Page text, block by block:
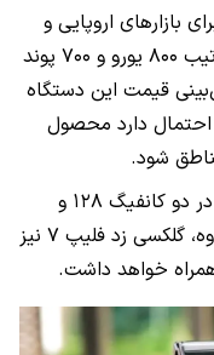
زد فلیپ ۷ اف ای برای بازارهای اروپایی و
انگلستان احتمالاً با قیمت حداقلی به ترتیب ۸۰۰ یورو و ۷۰۰ پوند
قیمت این دستگاه
احتمال دارد محصول
شود.
گزارش‌ها ادعا کرده‌اند که زد فلیپ ۷ FE در دو کانفیگ ۱۲۸ و
۲۵۶ گیگابایتی عرضه خواهد شد. به علاوه، گلکسی زد فلیپ ۷ نیز